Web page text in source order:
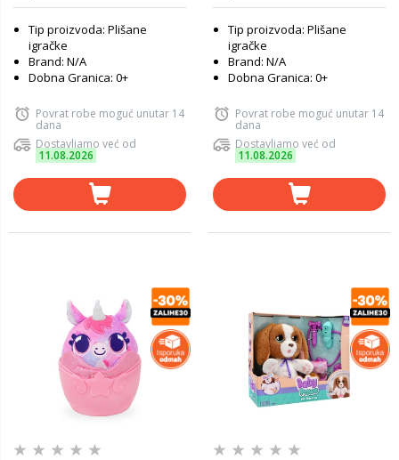
Tip proizvoda: Plišane
igračke
Brand: N/A
Dobna Granica: 0+
Povrat robe moguć unutar 14
dana
Dostavljamo već od
11.08.2026
Tip proizvoda: Plišane
igračke
Brand: N/A
Dobna Granica: 0+
Povrat robe moguć unutar 14
dana
Dostavljamo već od
11.08.2026